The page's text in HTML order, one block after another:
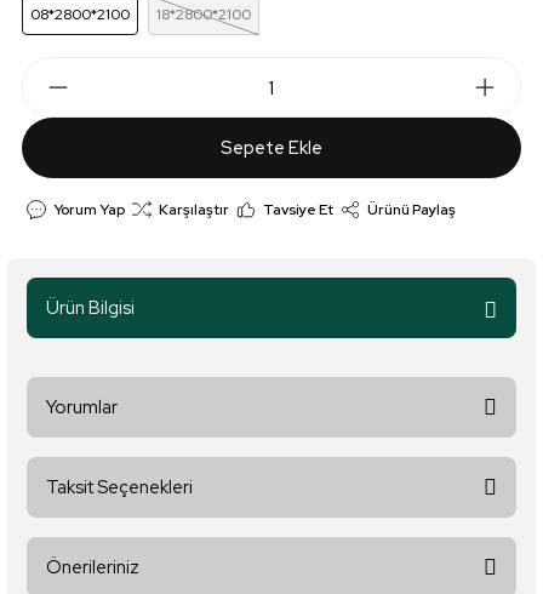
08*2800*2100 18*2800*2100
Sepete Ekle
Yorum Yap Karşılaştır Tavsiye Et Ürünü Paylaş
Ürün Bilgisi
Yorumlar
Taksit Seçenekleri
Önerileriniz